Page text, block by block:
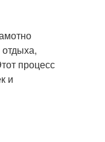
процесс
и